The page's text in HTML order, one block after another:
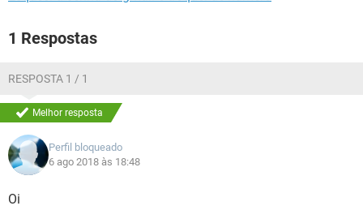
1 Respostas
RESPOSTA 1 / 1
Melhor resposta
Perfil bloqueado
6 ago 2018 às 18:48
Oi